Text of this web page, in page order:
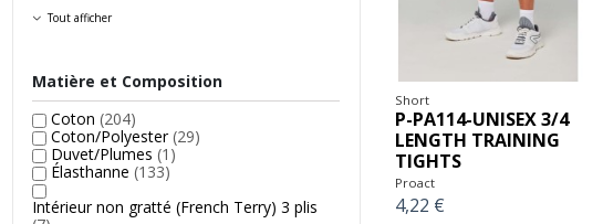
Short
P-PA114-UNISEX 3/4
LENGTH TRAINING
TIGHTS
Proact
4,22 €
Tout afficher
Matière et Composition
Coton (204)
Coton/Polyester(29)
Duvet/Plumes (1)
Élasthanne (133)
Intérieur non gratté (French Terry) 3 plis